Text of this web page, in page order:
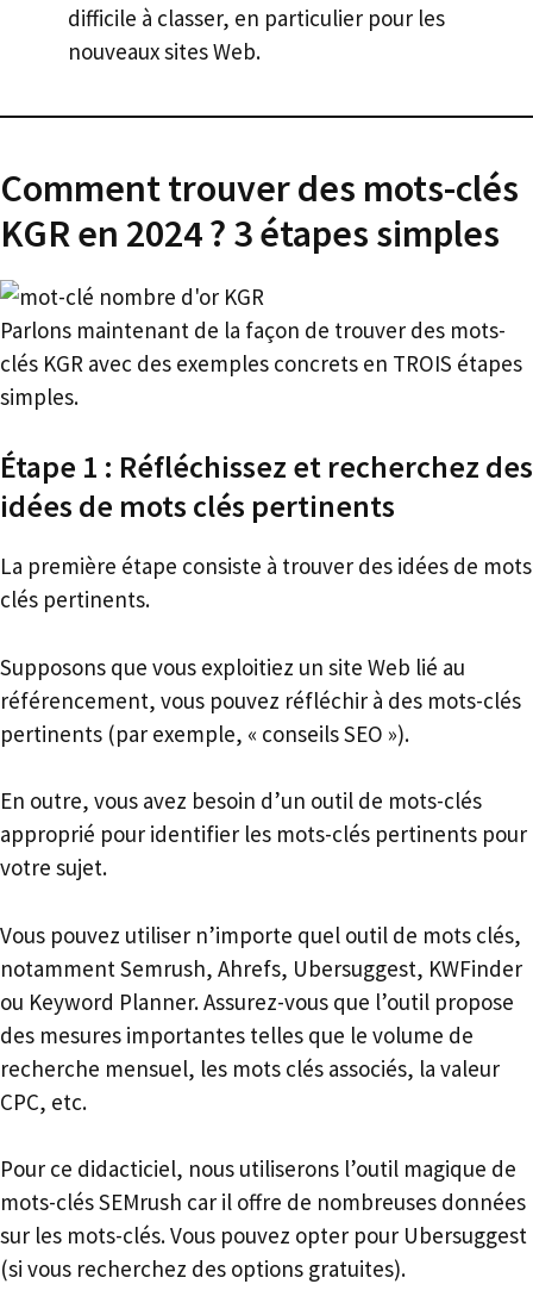
difficile à classer, en particulier pour les
nouveaux sites Web.
Comment trouver des mots-clés
KGR en 2024 ? 3 étapes simples
Parlons maintenant de la façon de trouver des mots-
clés KGR avec des exemples concrets en TROIS étapes
simples.
Étape 1 : Réfléchissez et recherchez des
idées de mots clés pertinents
La première étape consiste à trouver des idées de mots
clés pertinents.
Supposons que vous exploitiez un site Web lié au
référencement, vous pouvez réfléchir à des mots-clés
pertinents (par exemple, « conseils SEO »).
En outre, vous avez besoin d’un outil de mots-clés
approprié pour identifier les mots-clés pertinents pour
votre sujet.
Vous pouvez utiliser n’importe quel outil de mots clés,
notamment Semrush, Ahrefs, Ubersuggest, KWFinder
ou Keyword Planner. Assurez-vous que l’outil propose
des mesures importantes telles que le volume de
recherche mensuel, les mots clés associés, la valeur
CPC, etc.
Pour ce didacticiel, nous utiliserons l’outil magique de
mots-clés SEMrush car il offre de nombreuses données
sur les mots-clés. Vous pouvez opter pour Ubersuggest
(si vous recherchez des options gratuites).